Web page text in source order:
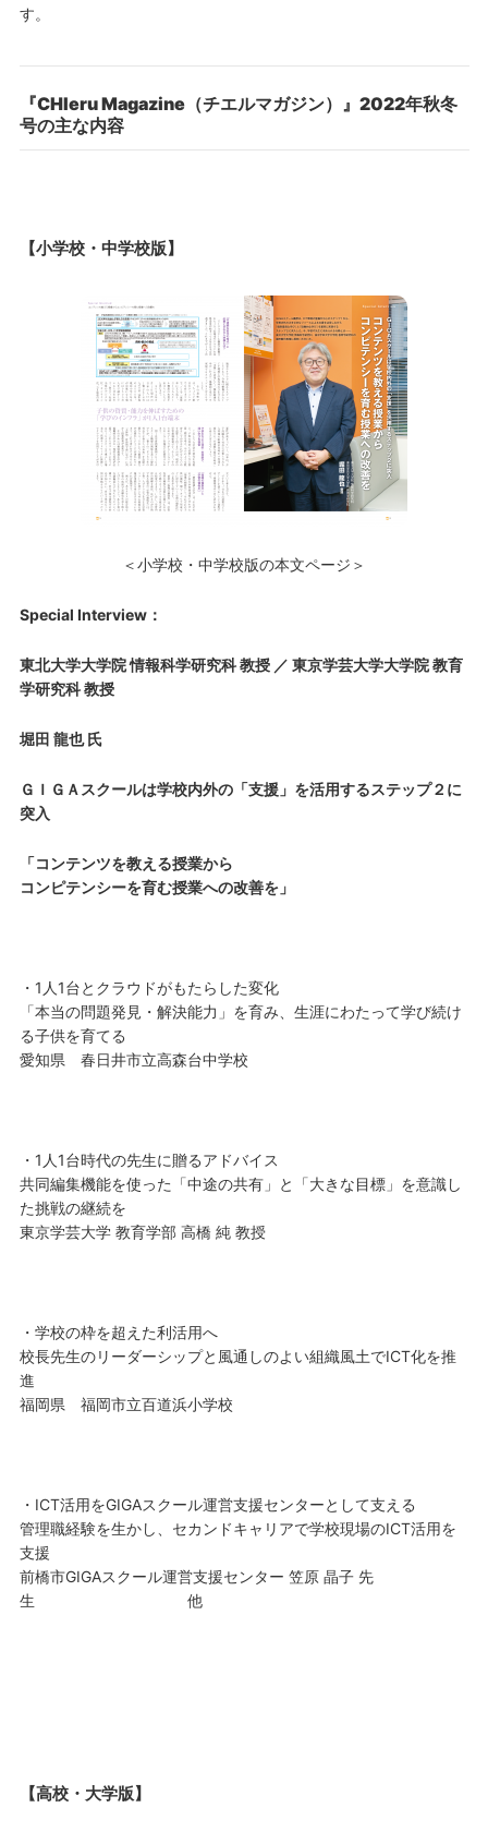
す。
『CHIeru Magazine（チエルマガジン）』2022年秋冬
号の主な内容
【小学校・中学校版】
＜小学校・中学校版の本文ページ＞
Special Interview：
東北大学大学院 情報科学研究科 教授 ／ 東京学芸大学大学院 教育
学研究科 教授
堀田 龍也 氏
ＧＩＧＡスクールは学校内外の「支援」を活用するステップ２に
突入
「コンテンツを教える授業から
コンピテンシーを育む授業への改善を」
・1人1台とクラウドがもたらした変化
「本当の問題発見・解決能力」を育み、生涯にわたって学び続け
る子供を育てる
愛知県 春日井市立高森台中学校
・1人1台時代の先生に贈るアドバイス
共同編集機能を使った「中途の共有」と「大きな目標」を意識し
た挑戦の継続を
東京学芸大学 教育学部 高橋 純 教授
・学校の枠を超えた利活用へ
校長先生のリーダーシップと風通しのよい組織風土でICT化を推
進
福岡県 福岡市立百道浜小学校
・ICT活用をGIGAスクール運営支援センターとして支える
管理職経験を生かし、セカンドキャリアで学校現場のICT活用を
支援
前橋市GIGAスクール運営支援センター 笠原 晶子 先
生 他
【高校・大学版】